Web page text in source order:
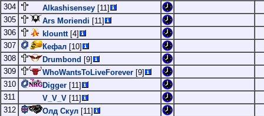
304
Alkashisensey [11]
305
Ars Moriendi [11]
306
klountt[4]
307
Кефал [10]
308
Drumbond [9]
309
WhoWantsToLiveForever [9]
310
Digger [11]
311
V_V_V [11]
312
Олд Скул [11]